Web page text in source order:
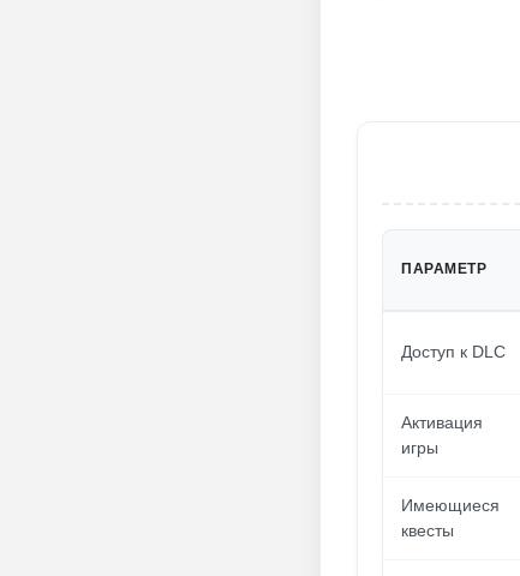
ПАРАМЕТР
Доступ к DLC
Активация
игры
Имеющиеся
квесты